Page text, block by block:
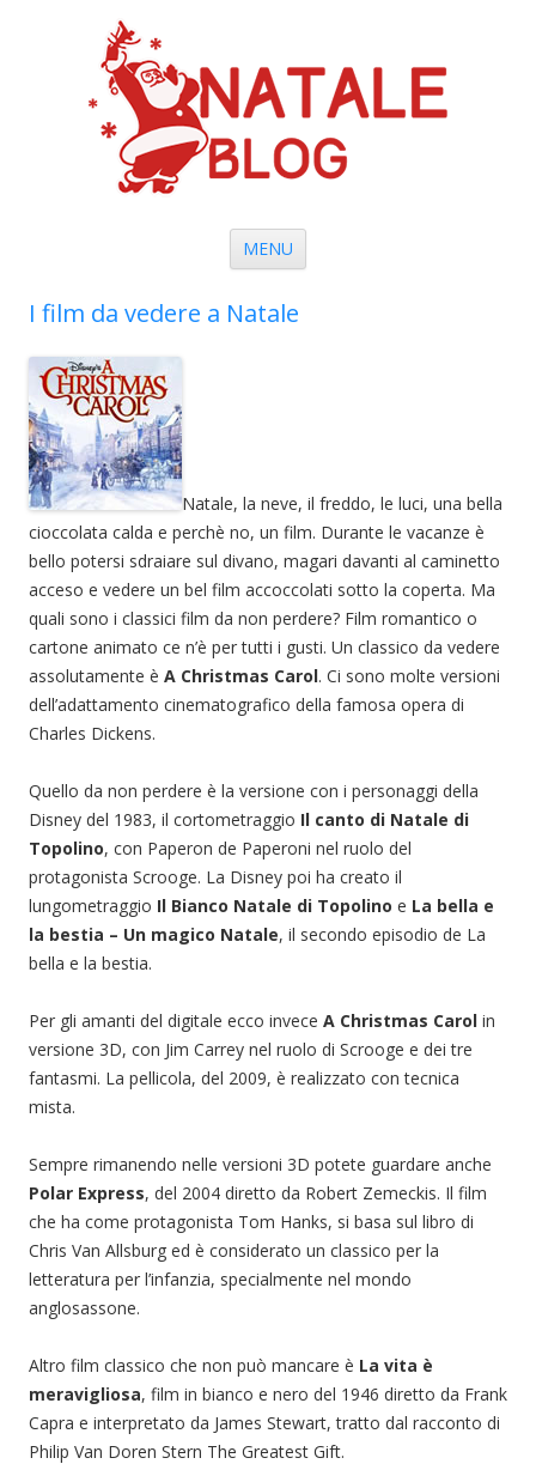
MENU
I film da vedere a Natale
Natale, la neve, il freddo, le luci, una bella
cioccolata calda e perchè no, un film. Durante le vacanze è
bello potersi sdraiare sul divano, magari davanti al caminetto
acceso e vedere un bel film accoccolati sotto la coperta. Ma
quali sono i classici film da non perdere? Film romantico o
cartone animato ce n’è per tutti i gusti. Un classico da vedere
assolutamente è A Christmas Carol. Ci sono molte versioni
dell’adattamento cinematografico della famosa opera di
Charles Dickens.
Quello da non perdere è la versione con i personaggi della
Disney del 1983, il cortometraggio Il canto di Natale di
Topolino, con Paperon de Paperoni nel ruolo del
protagonista Scrooge. La Disney poi ha creato il
lungometraggio Il Bianco Natale di Topolino e La bella e
la bestia – Un magico Natale, il secondo episodio de La
bella e la bestia.
Per gli amanti del digitale ecco invece A Christmas Carol in
versione 3D, con Jim Carrey nel ruolo di Scrooge e dei tre
fantasmi. La pellicola, del 2009, è realizzato con tecnica
mista.
Sempre rimanendo nelle versioni 3D potete guardare anche
Polar Express, del 2004 diretto da Robert Zemeckis. Il film
che ha come protagonista Tom Hanks, si basa sul libro di
Chris Van Allsburg ed è considerato un classico per la
letteratura per l’infanzia, specialmente nel mondo
anglosassone.
Altro film classico che non può mancare è La vita è
meravigliosa, film in bianco e nero del 1946 diretto da Frank
Capra e interpretato da James Stewart, tratto dal racconto di
Philip Van Doren Stern The Greatest Gift.